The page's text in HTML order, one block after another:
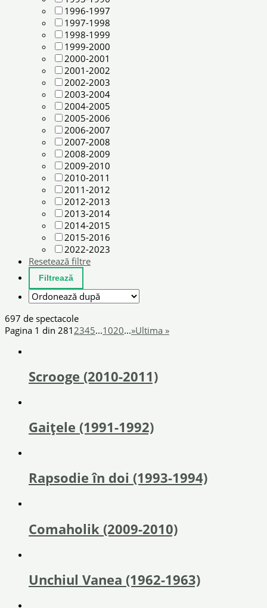
1996-1997
1997-1998
1998-1999
1999-2000
2000-2001
2001-2002
2002-2003
2003-2004
2004-2005
2005-2006
2006-2007
2007-2008
2008-2009
2009-2010
2010-2011
2011-2012
2012-2013
2013-2014
2014-2015
2015-2016
2022-2023
Resetează filtre
697 de spectacole
Pagina 1 din 281 2345...1020...»Ultima »
Scrooge (2010-2011)
Gaițele (1991-1992)
Rapsodie în doi (1993-1994)
Comaholik (2009-2010)
Unchiul Vanea (1962-1963)